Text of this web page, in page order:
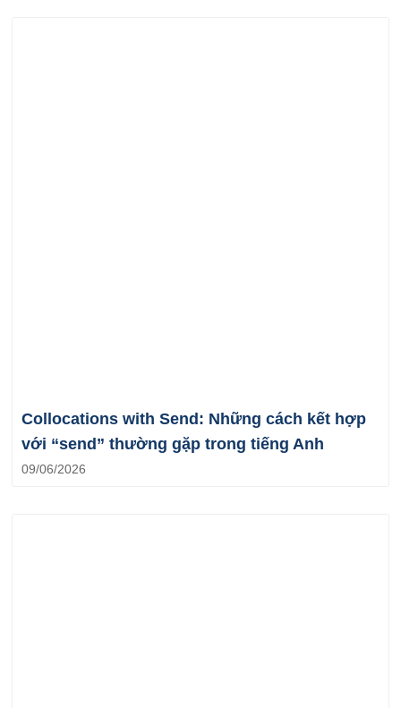
Collocations with Send: Những cách kết hợp
với “send” thường gặp trong tiếng Anh
09/06/2026